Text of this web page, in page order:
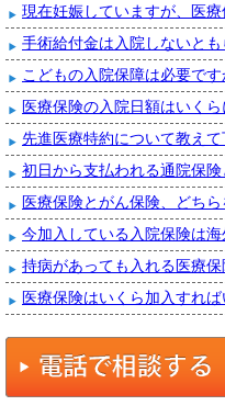
現在妊娠していますが、医
手術給付金は入院しないとも
こどもの入院保障は必要です
医療保険の入院日額はいく
先進医療特約について教え
初日から支払われる通院保険
医療保険とがん保険、どち
今加入している入院保険は
持病があっても入れる医療
医療保険はいくら加入すれば